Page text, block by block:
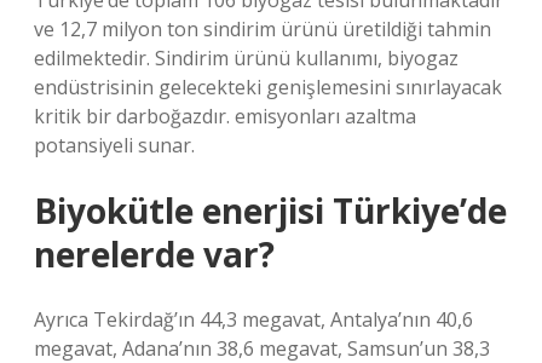
ve 12,7 milyon ton sindirim ürünü üretildiği tahmin
edilmektedir. Sindirim ürünü kullanımı, biyogaz
endüstrisinin gelecekteki genişlemesini sınırlayacak
kritik bir darboğazdır. emisyonları azaltma
potansiyeli sunar.
Biyokütle enerjisi Türkiye’de
nerelerde var?
Ayrıca Tekirdağ’ın 44,3 megavat, Antalya’nın 40,6
megavat, Adana’nın 38,6 megavat, Samsun’un 38,3